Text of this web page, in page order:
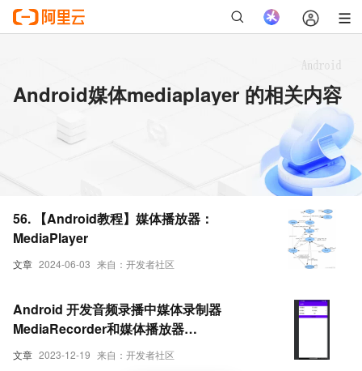
Android媒体mediaplayer 的相关内容
文章 2024-06-03 来自：开发者社区
56. 【Android教程】媒体播放器：
MediaPlayer
文章 2023-12-19 来自：开发者社区
Android 开发音频录播中媒体录制器
MediaRecorder和媒体播放器
MediaPlayer的讲解及实战（超详细 附源